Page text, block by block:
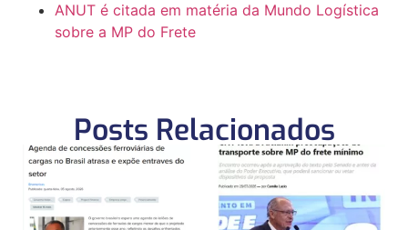
ANUT é citada em matéria da Mundo Logística
sobre a MP do Frete
Posts Relacionados